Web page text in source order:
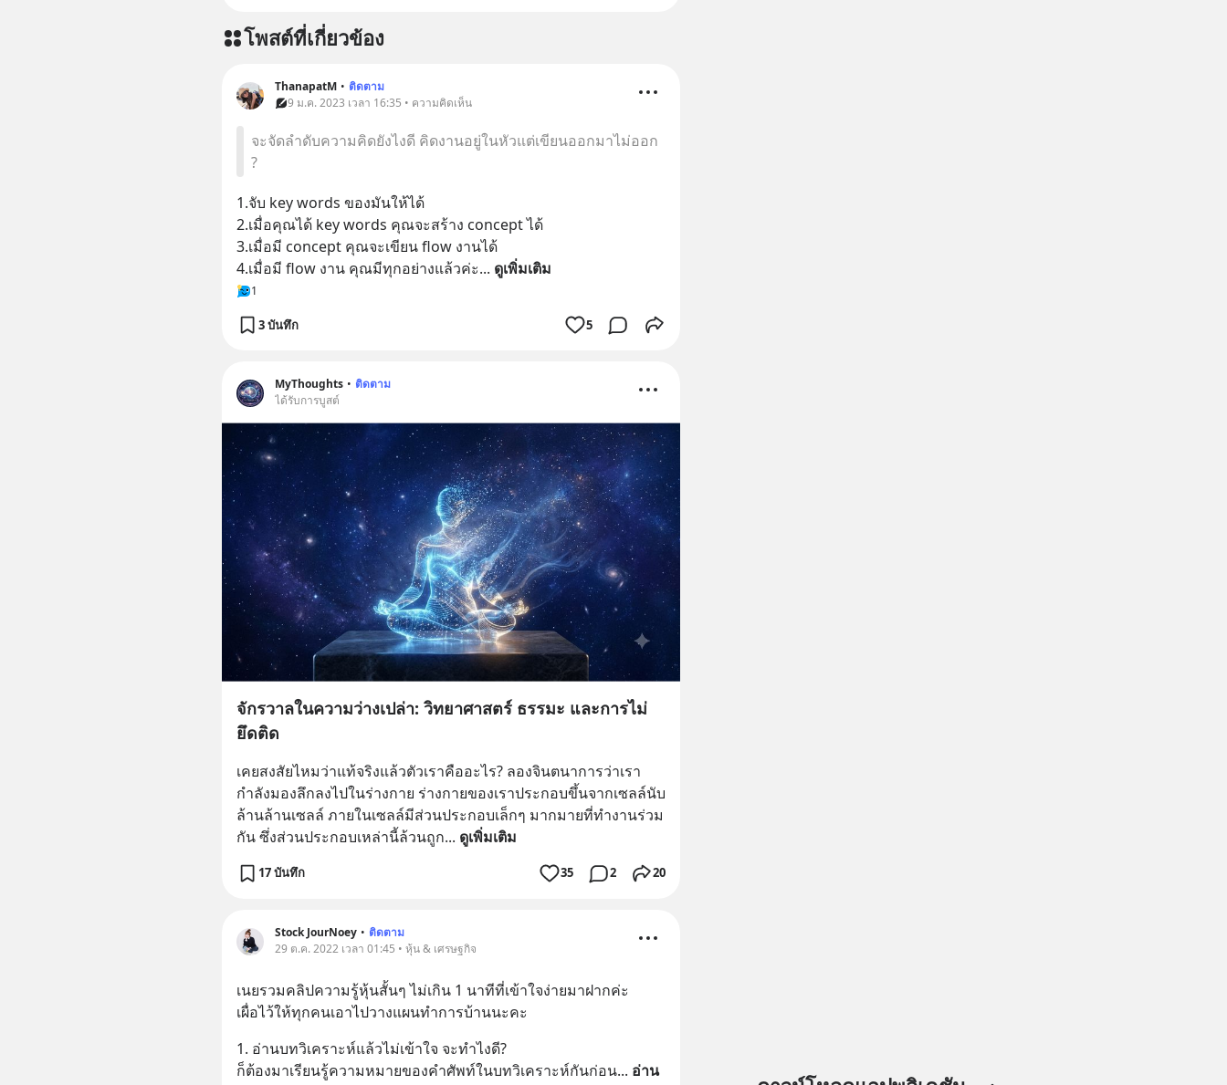
โพสต์ที่เกี่ยวข้อง
ThanapatM • ติดตาม
9 ม.ค. 2023 เวลา 16:35 • ความคิดเห็น
จะจัดลำดับความคิดยังไงดี คิดงานอยู่ในหัวแต่เขียนออกมาไม่ออก
?
1.จับ key words ของมันให้ได้
2.เมื่อคุณได้ key words คุณจะสร้าง concept ได้
3.เมื่อมี concept คุณจะเขียน flow งานได้
4.เมื่อมี flow งาน คุณมีทุกอย่างแล้วค่ะ... ดูเพิ่มเติม
1
3 บันทึก 5
MyThoughts • ติดตาม
ได้รับการบูสต์
จักรวาลในความว่างเปล่า: วิทยาศาสตร์ ธรรมะ และการไม่
ยึดติด
เคยสงสัยไหมว่าแท้จริงแล้วตัวเราคืออะไร? ลองจินตนาการว่าเรา
กำลังมองลึกลงไปในร่างกาย ร่างกายของเราประกอบขึ้นจากเซลล์นับ
ล้านล้านเซลล์ ภายในเซลล์มีส่วนประกอบเล็กๆ มากมายที่ทำงานร่วม
กัน ซึ่งส่วนประกอบเหล่านี้ล้วนถูก... ดูเพิ่มเติม
17 บันทึก 35 2 20
Stock JourNoey • ติดตาม
29 ต.ค. 2022 เวลา 01:45 • หุ้น & เศรษฐกิจ
เนยรวมคลิปความรู้หุ้นสั้นๆ ไม่เกิน 1 นาทีที่เข้าใจง่ายมาฝากค่ะ
เผื่อไว้ให้ทุกคนเอาไปวางแผนทำการบ้านนะคะ
1. อ่านบทวิเคราะห์แล้วไม่เข้าใจ จะทำไงดี?
ก็ต้องมาเรียนรู้ความหมายของคำศัพท์ในบทวิเคราะห์กันก่อน... อ่าน